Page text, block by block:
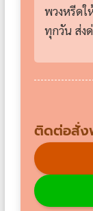
พวงหรีด
ทุกวัน ส่ง
ติดต่อสั่ง